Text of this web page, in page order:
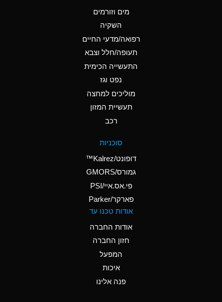
Ammonium Hydroxide
D
Ammonium Nitrate
Ammonium Nitrite
Ammonium Persulfate
Ammonium Phosphate
A
Ammonium Sulfate
A
Amyl Acetate (Banana
מים וזורמים
השקיה
רפואה/מדעי החיים
תעופה/חלל וצבא
התעשייה הכימית
נפט וגז
מוליכים למחצה
תעשיית המזון
רכב
סוכניות
דופונט/Kalrez™
גמורס/GMORS
פי.אס.איי/PSI
פארקר/Parker
אודות טכנו עד
אודות החברה
חזון החברה
המפעל
איכות
פנה אלינו